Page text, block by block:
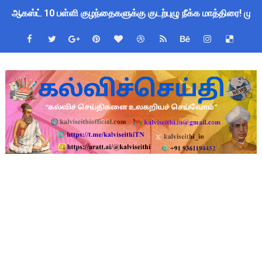
ஆகஸ்ட் 10 பள்ளி குழந்தைகளுக்கு குடற்புழு நீக்க மாத்திரை!
Census 2027 Tamil Nadu: சென்னை மாநகராட்சி
தமிழகப் பள்ளிகளுக்கு முக்கிய அறிவிப்பு: ஆகஸ்ட் 10 தேசிய
அரசு ஊழியர்களுக்கு ரூ.14,000 கோடி நிதி குறைப்பா? புதிய
பள்ளிகளில் கொடியேற்ற தலைமை ஆசிரியர்களுக்கு மட்டுமே